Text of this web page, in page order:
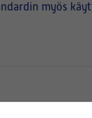
myös